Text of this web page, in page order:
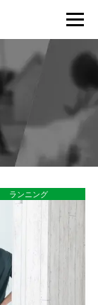
ランニング